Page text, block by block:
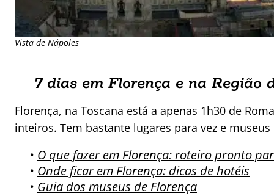
Vista de Nápoles
7 dias em Florença e na Região
Florença, na Toscana está a apenas 1h30 de
inteiros. Tem bastante lugares para vez e
• O que fazer em Florença: roteiro pronto
• Onde ficar em Florença: dicas de hotéis
• Guia dos museus de Florença